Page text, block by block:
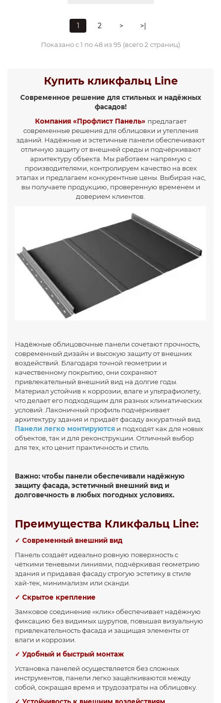
1 2 > >|
Показано с 1 по 48 из 95 (всего 2 страниц)
Купить кликфальц Line
Современное решение для стильных и надёжных
фасадов!
Компания «Профлист Панель» предлагает
современные решения для облицовки и утепления
зданий. Надёжные и эстетичные панели обеспечивают
отличную защиту от внешней среды и подчёркивают
архитектуру объекта. Мы работаем напрямую с
производителями, контролируем качество на всех
этапах и предлагаем конкурентные цены. Выбирая нас,
вы получаете продукцию, проверенную временем и
доверием клиентов.
Надёжные облицовочные панели сочетают прочность,
современный дизайн и высокую защиту от внешних
воздействий. Благодаря точной геометрии и
качественному покрытию, они сохраняют
привлекательный внешний вид на долгие годы.
Материал устойчив к коррозии, влаге и ультрафиолету,
что делает его подходящим для разных климатических
условий. Лаконичный профиль подчёркивает
архитектуру здания и придаёт фасаду аккуратный вид.
Панели легко монтируются и подходят как для новых
объектов, так и для реконструкции. Отличный выбор
для тех, кто ценит практичность и стиль.
Важно: чтобы панели обеспечивали надёжную
защиту фасада, эстетичный внешний вид и
долговечность в любых погодных условиях.
Преимущества Кликфальц Line:
✓ Современный внешний вид
Панель создаёт идеально ровную поверхность с
чёткими теневыми линиями, подчёркивая геометрию
здания и придавая фасаду строгую эстетику в стиле
хай-тек, минимализм или сканди.
✓ Скрытое крепление
Замковое соединение «клик» обеспечивает надёжную
фиксацию без видимых шурупов, повышая визуальную
привлекательность фасада и защищая элементы от
влаги и коррозии.
✓ Удобный и быстрый монтаж
Установка панелей осуществляется без сложных
инструментов, панели легко защёлкиваются между
собой, сокращая время и трудозатраты на облицовку.